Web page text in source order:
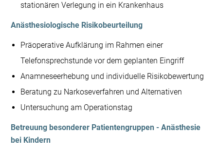
stationären Verlegung in ein Krankenhaus
Anästhesiologische Risikobeurteilung
Präoperative Aufklärung im Rahmen einer
Telefonsprechstunde vor dem geplanten Eingriff
Anamneseerhebung und individuelle Risikobewertung
Beratung zu Narkoseverfahren und Alternativen
Untersuchung am Operationstag
Betreuung besonderer Patientengruppen -Anästhesie
bei Kindern